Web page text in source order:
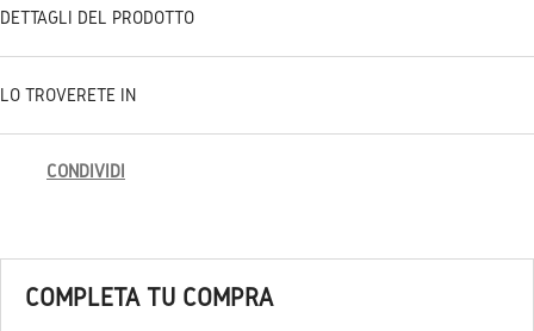
DETTAGLI DEL PRODOTTO
LO TROVERETE IN
CONDIVIDI
COMPLETA TU COMPRA